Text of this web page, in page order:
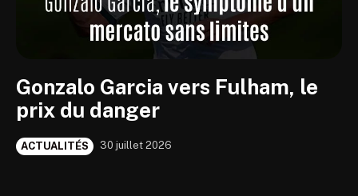
Gonzalo Garcia vers Fulham, le
prix du danger
ACTUALITÉS 30 juillet 2026